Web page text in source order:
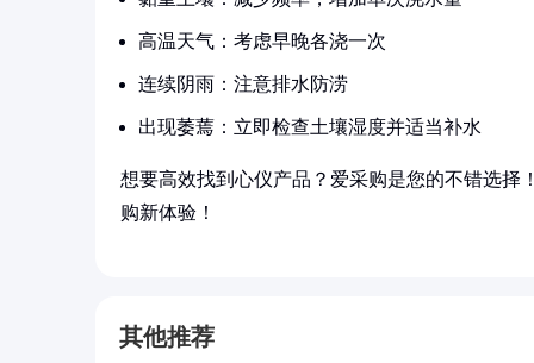
高温天气：考虑早晚各浇一次
连续阴雨：注意排水防涝
出现萎蔫：立即检查土壤湿度并适当补水
想要高效找到心仪产品？爱采购是您的不错选择
购新体验！
其他推荐